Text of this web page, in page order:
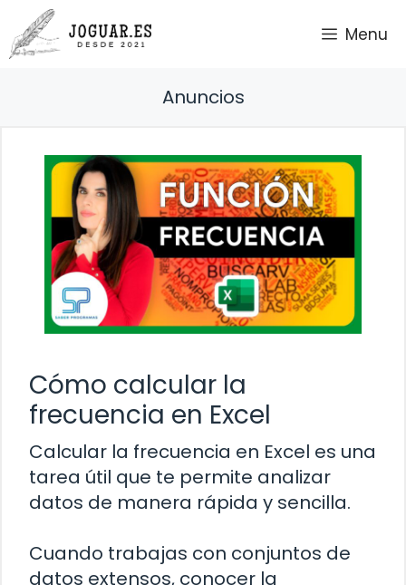
Saltar
al
contenido
Menu
Anuncios
Cómo calcular la
frecuencia en Excel
Calcular la frecuencia en Excel es una
tarea útil que te permite analizar
datos de manera rápida y sencilla.
Cuando trabajas con conjuntos de
datos extensos, conocer la